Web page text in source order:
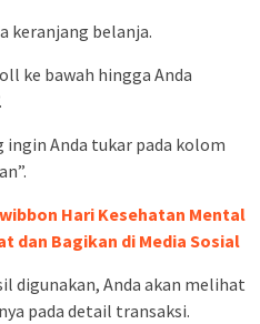
keranjang belanja.
ke bawah hingga Anda
ingin Anda tukar pada kolom
Hari Kesehatan Mental
dan Bagikan di Media Sosial
digunakan, Anda akan melihat
pada detail transaksi.